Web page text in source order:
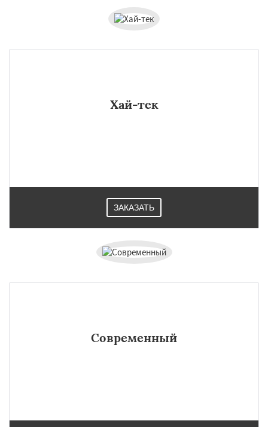
Хай-тек
ЗАКАЗАТЬ
Современный